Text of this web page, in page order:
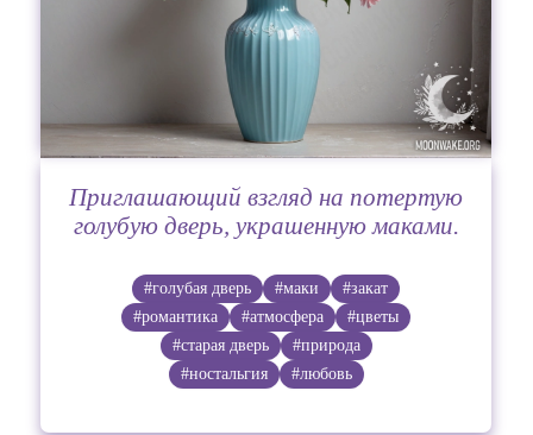
Приглашающий взгляд на потертую
голубую дверь, украшенную маками.
#голубая дверь #маки
#закат
#романтика
#атмосфера
#цветы
#старая дверь
#природа
#ностальгия
#любовь